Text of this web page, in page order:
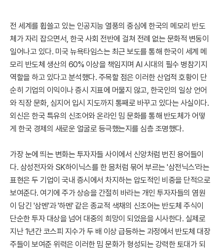
전 세계를 휩쓸고 있는 인공지능 열풍의 중심에 한국의 메모리 반도
체가 자리 잡으면서, 한국 사회 전반에 걸쳐 전례 없는 문화적 변동이
일어나고 있다. 미국 뉴욕타임스는 최근 보도를 통해 한국이 세계 메
모리 반도체 생산의 60% 이상을 책임지며 AI 시대의 필수 병참기지
역할을 하고 있다고 분석했다. 주목할 점은 이러한 산업적 호황이 단
순히 기업의 이익이나 증시 지표에 머물지 않고, 한국인의 일상 언어
와 직장 문화, 심지어 입시 지도까지 통째로 바꾸고 있다는 사실이다.
외신은 한국 특유의 신조어와 온라인 밈 문화를 통해 반도체가 어떻
게 한국 경제의 새로운 얼굴로 등극했는지를 심층 조명했다.
가장 눈에 띄는 변화는 투자자들 사이에서 신앙처럼 번진 용어들이
다. 삼성전자와 SK하이닉스를 한 몸처럼 묶어 부르는 '삼전닉스'라는
표현은 두 기업이 국내 증시에서 차지하는 압도적인 비중을 단적으로
보여준다. 여기에 주가 상승을 간절히 바라는 개인 투자자들의 염원
이 담긴 '삼멘'과 '하멘' 같은 종교적 색채의 신조어는 반도체 주식이
단순한 투자 대상을 넘어 대중의 희망이 되었음을 시사한다. 실제로
지난 1년간 코스피 지수가 두 배 이상 급등하는 과정에서 반도체 대장
주들이 보여준 위력은 이러한 밈 문화가 형성되는 강력한 토대가 되